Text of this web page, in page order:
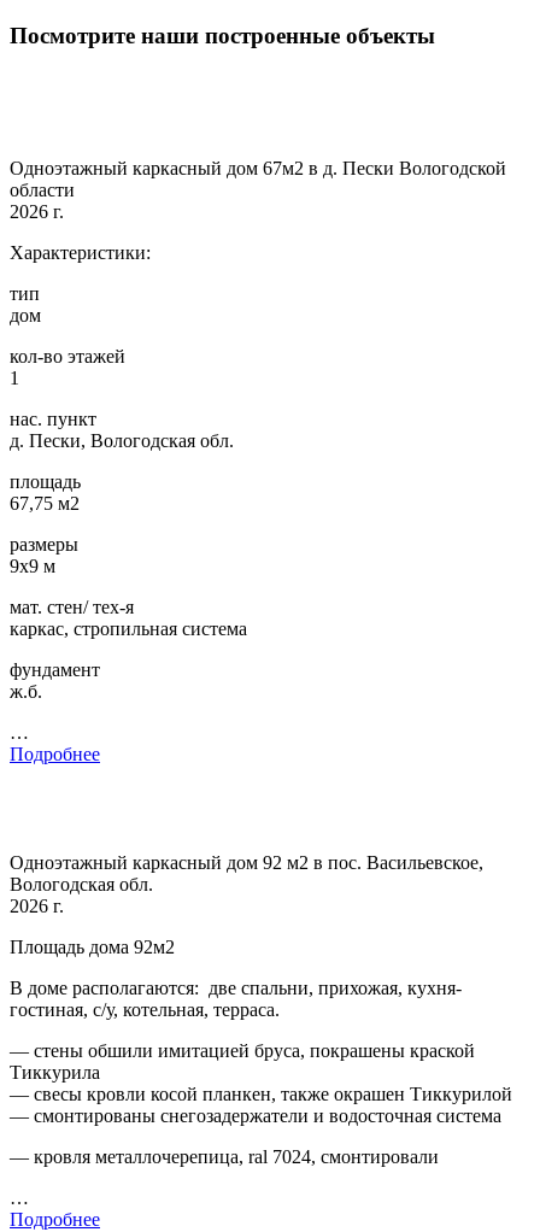
Посмотрите наши построенные объекты
Одноэтажный каркасный дом 67м2 в д. Пески Вологодской
области
2026 г.
Характеристики:
тип
дом
кол-во этажей
1
нас. пункт
д. Пески, Вологодская обл.
площадь
67,75 м2
размеры
9х9 м
мат. стен/ тех-я
каркас, стропильная система
фундамент
ж.б.
…
Подробнее
Одноэтажный каркасный дом 92 м2 в пос. Васильевское,
Вологодская обл.
2026 г.
Площадь дома 92м2
В доме располагаются: две спальни, прихожая, кухня-
гостиная, с/у, котельная, терраса.
— стены обшили имитацией бруса, покрашены краской
Тиккурила
— свесы кровли косой планкен, также окрашен Тиккурилой
— смонтированы снегозадержатели и водосточная система
— кровля металлочерепица, ral 7024, смонтировали
…
Подробнее